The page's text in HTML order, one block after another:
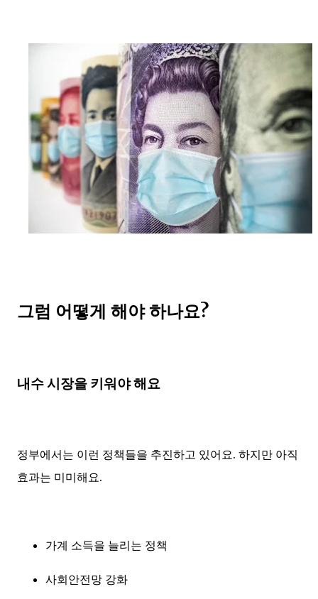
그럼 어떻게 해야 하나요?
내수 시장을 키워야 해요
정부에서는 이런 정책들을 추진하고 있어요. 하지만 아직
효과는 미미해요.
가계 소득을 늘리는 정책
사회안전망 강화